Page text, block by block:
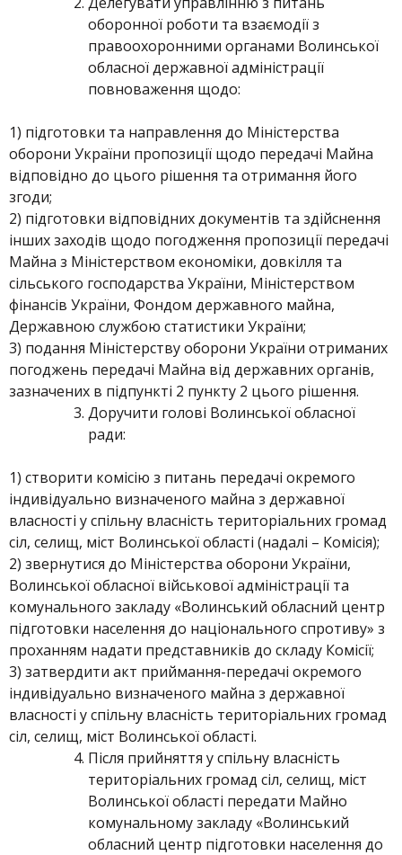
оборонної роботи та взаємодії з
правоохоронними органами Волинської
обласної державної адміністрації
повноваження щодо:
1) підготовки та направлення до Міністерства
оборони України пропозиції щодо передачі Майна
відповідно до цього рішення та отримання його
згоди;
2) підготовки відповідних документів та здійснення
інших заходів щодо погодження пропозиції передачі
Майна з Міністерством економіки, довкілля та
сільського господарства України, Міністерством
фінансів України, Фондом державного майна,
Державною службою статистики України;
3) подання Міністерству оборони України отриманих
погоджень передачі Майна від державних органів,
зазначених в підпункті 2 пункту 2 цього рішення.
Доручити голові Волинської обласної
ради:
1) створити комісію з питань передачі окремого
індивідуально визначеного майна з державної
власності у спільну власність територіальних громад
сіл, селищ, міст Волинської області (надалі – Комісія);
2) звернутися до Міністерства оборони України,
Волинської обласної військової адміністрації та
комунального закладу «Волинський обласний центр
підготовки населення до національного спротиву» з
проханням надати представників до складу Комісії;
3) затвердити акт приймання-передачі окремого
індивідуально визначеного майна з державної
власності у спільну власність територіальних громад
сіл, селищ, міст Волинської області.
Після прийняття у спільну власність
територіальних громад сіл, селищ, міст
Волинської області передати Майно
комунальному закладу «Волинський
обласний центр підготовки населення до